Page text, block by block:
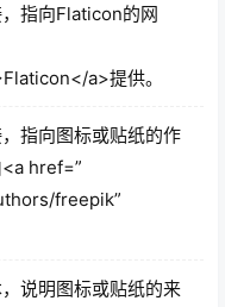
指向Flaticon的网
a>提供。
指向图标或贴纸的作
href=”
freepik”
说明图标或贴纸的来